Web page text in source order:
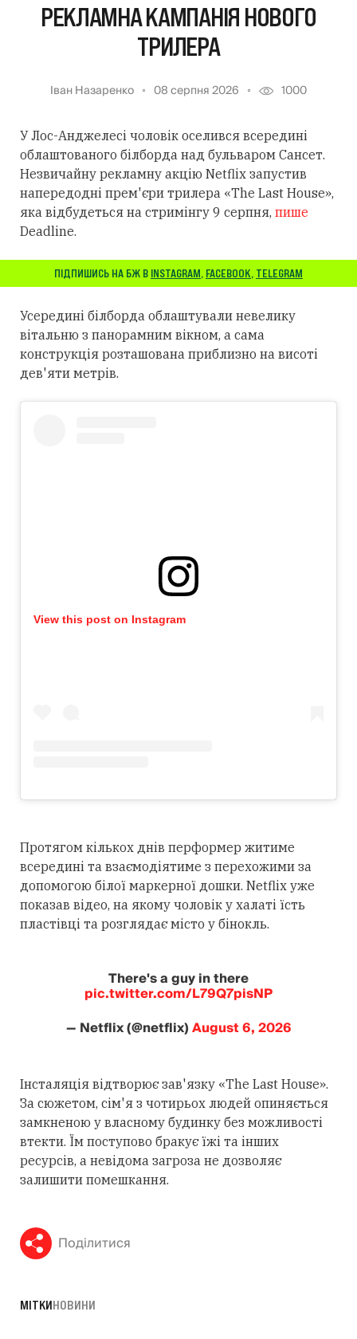
РЕКЛАМНА КАМПАНІЯ НОВОГО
ТРИЛЕРА
Іван Назаренко 08 серпня 2026 1000
У Лос-Анджелесі чоловік оселився всередині
облаштованого білборда над бульваром Сансет.
Незвичайну рекламну акцію Netflix запустив
напередодні прем'єри трилера «The Last House»,
яка відбудеться на стримінгу 9 серпня, пише
Deadline.
ПІДПИШИСЬ НА БЖ В INSTAGRAM, FACEBOOK, TELEGRAM
Усередині білборда облаштували невелику
вітальню з панорамним вікном, а сама
конструкція розташована приблизно на висоті
дев'яти метрів.
View this post on Instagram
Протягом кількох днів перформер житиме
всередині та взаємодіятиме з перехожими за
допомогою білої маркерної дошки. Netflix уже
показав відео, на якому чоловік у халаті їсть
пластівці та розглядає місто у бінокль.
There's a guy in there
pic.twitter.com/L79Q7pisNP
— Netflix (@netflix)August 6, 2026
Інсталяція відтворює зав'язку «The Last House».
За сюжетом, сім'я з чотирьох людей опиняється
замкненою у власному будинку без можливості
втекти. Їм поступово бракує їжі та інших
ресурсів, а невідома загроза не дозволяє
залишити помешкання.
Поділитися
МІТКИНОВИНИ